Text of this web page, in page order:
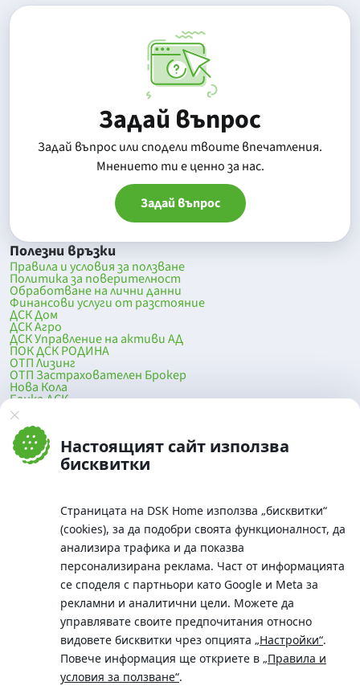
Настоящият сайт използва
бисквитки
Страницата на DSK Home използва „бисквитки“
(cookies), за да подобри своята функционалност, да
анализира трафика и да показва
персонализирана реклама. Част от информацията
се споделя с партньори като Google и Meta за
рекламни и аналитични цели. Можете да
управлявате своите предпочитания относно
видовете бисквитки чрез опцията „Настройки“.
Повече информация ще откриете в „Правила и
условия за ползване“.
Задай въпрос
Задай въпрос или сподели твоите впечатления.
Mнението ти е ценно за нас.
Задай въпрос
Полезни връзки
Правила и условия за ползване
Политика за поверителност
Обработване на лични данни
Финансови услуги от разстояние
ДСК Дом
ДСК Агро
ДСК Управление на активи АД
ПОК ДСК РОДИНА
ОТП Лизинг
ОТП Застрахователен Брокер
Нова Кола
Банка ДСК
DSK Mobile
Оферти за продажба от Банка ДСК
Клонова мрежа и банкомати
До началото на страницата
Телефон:
0700 10 375 / *2375
Московска No.19 / ул. Г. Бенковски No. 5, София 1036
SWIFT/BIC: